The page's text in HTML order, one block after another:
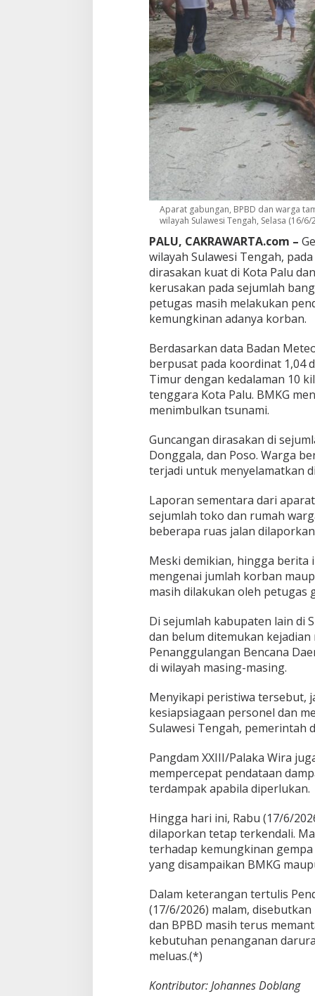
i
s
i
r
D
a
m
p
a
k
K
e
r
u
s
a
k
a
d
i
S
e
u
m
a
h
W
i
l
a
h
Aparat gabungan, BPBD dan warga
wilayah Sulawesi Tengah, Selasa (16/
PALU, CAKRAWARTA.com –
wilayah Sulawesi Tengah,
dirasakan kuat di Kota Palu
kerusakan pada sejumlah
petugas masih melakukan
kemungkinan adanya korban.
Berdasarkan data Badan
berpusat pada koordinat 1,04
Timur dengan kedalaman 10
tenggara Kota Palu. BMKG
menimbulkan tsunami.
Guncangan dirasakan di
Donggala, dan Poso. Warga
terjadi untuk menyelamatkan
Laporan sementara dari
sejumlah toko dan rumah
beberapa ruas jalan
Meski demikian, hingga
mengenai jumlah korban
masih dilakukan oleh petugas
Di sejumlah kabupaten lain di
dan belum ditemukan
Penanggulangan Bencana
di wilayah masing-masing.
Menyikapi peristiwa tersebut,
kesiapsiagaan personel dan
Sulawesi Tengah, pemerintah
Pangdam XXIII/Palaka Wira
mempercepat pendataan
terdampak apabila diperlukan.
Hingga hari ini, Rabu (17/6/
dilaporkan tetap terkendali.
terhadap kemungkinan
yang disampaikan BMKG
Dalam keterangan tertulis
(17/6/2026) malam,
dan BPBD masih terus
kebutuhan penanganan
meluas.(*)
Kontributor: Johannes Doblang